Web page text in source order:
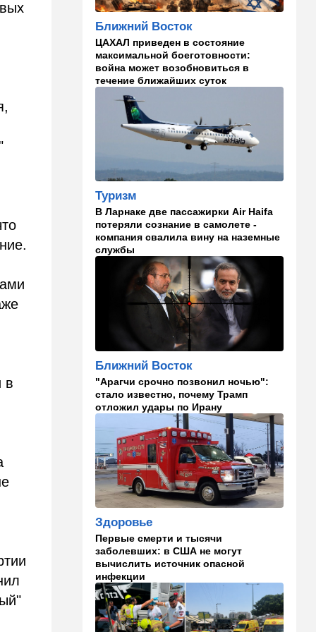
в
22:33 Транспорт
Почему Израиль до сих пор
не решил проблему пробок,
несмотря на вложенные
миллиарды
Ближний Восток
Вывести войска: ливанцы
уповают на будущие
израильские выборы
21:45 Мнения
И еще про Иран…
21:21 Общество
Главное забыл: летевший в
Израиль рейс оказался под
угрозой
Израиль
Как будто знал: известного
израильского певца и поэта
раздавил собственный
автомобиль
20:37 Публицистика
Цена "эффективности":
почему новые правила ПДД
бьют по правам водителей
19:30 Транспорт
Пожилой водитель и
погибшая Диана: появилась
видеосъемка автобусного
ДТП в Ашкелоне
18:38 Транспорт
Подарок к праздникам:
американские авиалинии
снова летят в Израиль
18:19 Мнения
В Японии пока не приняты
Ближний Восток
ЦАХАЛ приведен в состояние
максимальной боеготовности:
война может возобновиться в
течение ближайших суток
Туризм
В Ларнаке две пассажирки Air Haifa
потеряли сознание в самолете -
компания свалила вину на наземные
службы
Ближний Восток
"Арагчи срочно позвонил ночью":
стало известно, почему Трамп
отложил удары по Ирану
Здоровье
Первые смерти и тысячи
заболевших: в США не могут
вычислить источник опасной
инфекции